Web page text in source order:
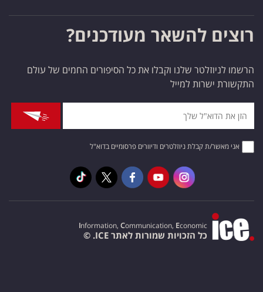
רוצים להשאר מעודכנים?
הרשמו לניוזלטר שלנו וקבלו את כל הסיפורים החמים של עולם
התקשורת ישרות למייל
אני מאשר/ת קבלת ניוזלטרים ודיוורים פרסומיים בדוא"ל
Information, Communication, Economic
כל הזכויות שמורות לאתר ICE. ©